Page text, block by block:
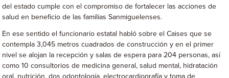
del estado cumple con el compromiso de fortalecer las acciones de
salud en beneficio de las familias Sanmiguelenses.
En ese sentido el funcionario estatal habló sobre el Caises que se
contempla 3,045 metros cuadrados de construcción y en el primer
nivel se alojan la recepción y salas de espera para 204 personas, así
como 10 consultorios de medicina general, salud mental, hidratación
oral, nutrición, dos odontología, electrocardiografía y toma de